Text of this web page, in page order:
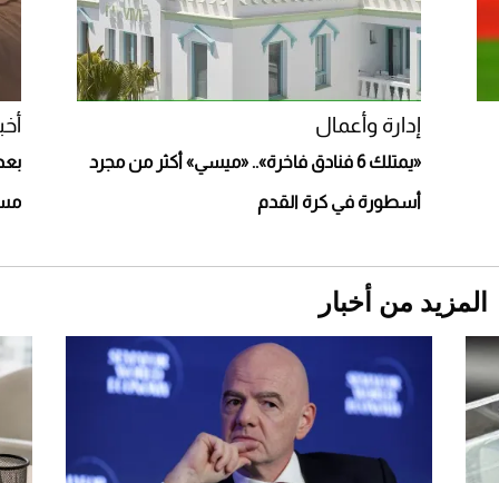
أغلى 10 عطور في العالم للرجال تمنحك فخامة
استثنائية
Aston Martin Valiant: على هوى الأبطال
"بوجاتي ميسترال" الاستثنائية للبيع في مزاد
مونتيري
2026-07-23
إدارة وأعمال
«يمتلك 6 فنادق فاخرة».. «ميسي» أكثر من مجرد
أسطورة في كرة القدم
المزيد من أخبار